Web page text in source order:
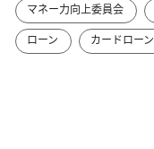
マネー力向上委員会
ローン
カードローン